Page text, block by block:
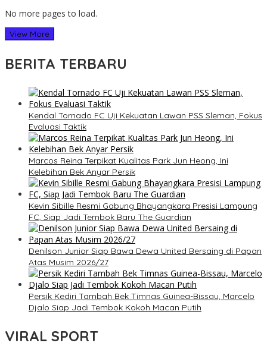
No more pages to load.
View More
BERITA TERBARU
Kendal Tornado FC Uji Kekuatan Lawan PSS Sleman, Fokus
Evaluasi Taktik
Marcos Reina Terpikat Kualitas Park Jun Heong, Ini
Kelebihan Bek Anyar Persik
Kevin Sibille Resmi Gabung Bhayangkara Presisi Lampung
FC, Siap Jadi Tembok Baru The Guardian
Denilson Junior Siap Bawa Dewa United Bersaing di Papan
Atas Musim 2026/27
Persik Kediri Tambah Bek Timnas Guinea-Bissau, Marcelo
Djalo Siap Jadi Tembok Kokoh Macan Putih
VIRAL SPORT